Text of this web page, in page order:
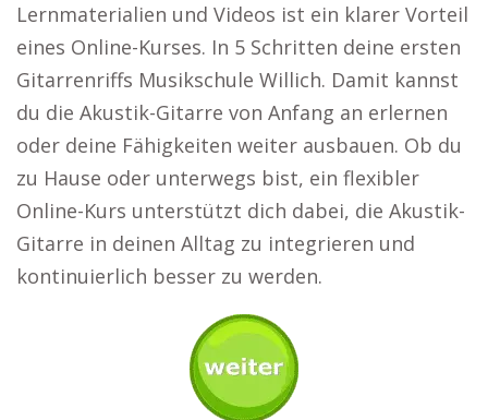
Lernmaterialien und Videos ist ein klarer Vorteil
eines Online-Kurses. In 5 Schritten deine ersten
Gitarrenriffs Musikschule Willich. Damit kannst
du die Akustik-Gitarre von Anfang an erlernen
oder deine Fähigkeiten weiter ausbauen. Ob du
zu Hause oder unterwegs bist, ein flexibler
Online-Kurs unterstützt dich dabei, die Akustik-
Gitarre in deinen Alltag zu integrieren und
kontinuierlich besser zu werden.